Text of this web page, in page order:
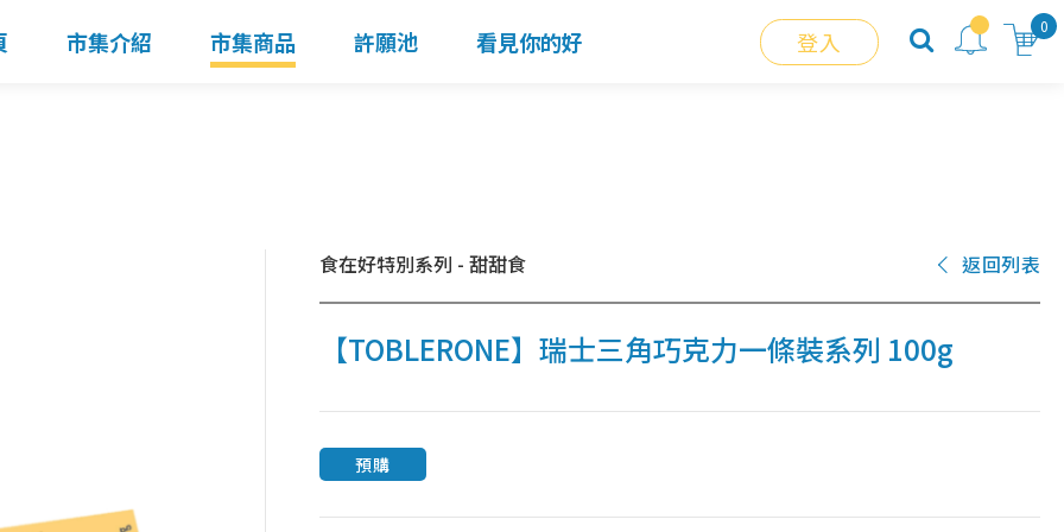
市集介紹 市集商品 許願池 看見你的好 登入
0
食在好特別系列 - 甜甜食 返回列表
【TOBLERONE】瑞士三角巧克力一條裝系列 100g
預購